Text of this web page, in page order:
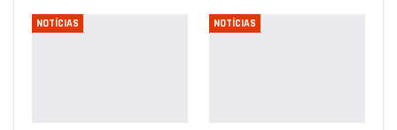
NOTÍCIAS NOTÍCIAS